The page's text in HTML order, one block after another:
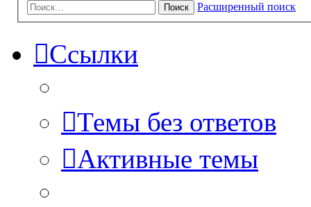
Поиск Расширенный поиск
Ссылки
Темы без ответов
Активные темы